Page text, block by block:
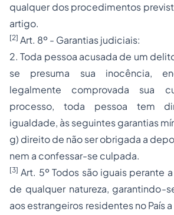
qualquer dos procedimentos
artigo.
[2] Art. 8º - Garantias judiciais:
2. Toda pessoa acusada de um
se presuma sua inocência,
legalmente comprovada sua
processo, toda pessoa tem
igualdade, às seguintes garantias
g) direito de não ser obrigada a
nem a confessar-se culpada.
[3] Art. 5º Todos são iguais perante
de qualquer natureza, garantindo-
aos estrangeiros residentes no País